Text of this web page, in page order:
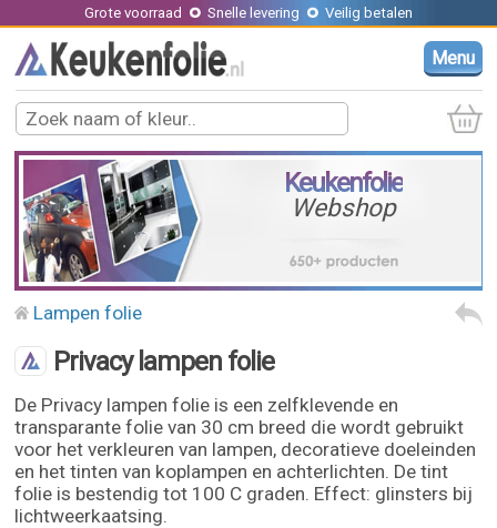
Grote voorraad Snelle levering Veilig betalen
Menu
Keukenfolie
Webshop
Lampen folie
Privacy lampen folie
De Privacy lampen folie is een zelfklevende en
transparante folie van 30 cm breed die wordt gebruikt
voor het verkleuren van lampen, decoratieve doeleinden
en het tinten van koplampen en achterlichten. De tint
folie is bestendig tot 100 C graden. Effect: glinsters bij
lichtweerkaatsing.